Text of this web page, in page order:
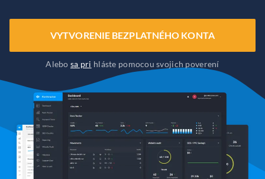
VYTVORENIE BEZPLATNÉHO KONTA
Alebosa pri hláste pomocou svojich poverení